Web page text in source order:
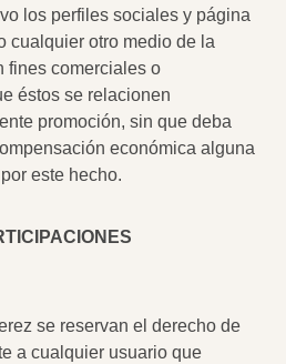
los perfiles sociales y página
cualquier otro medio de la
fines comerciales o
éstos se relacionen
promoción, sin que deba
económica alguna
este hecho.
se reservan el derecho de
a cualquier usuario que